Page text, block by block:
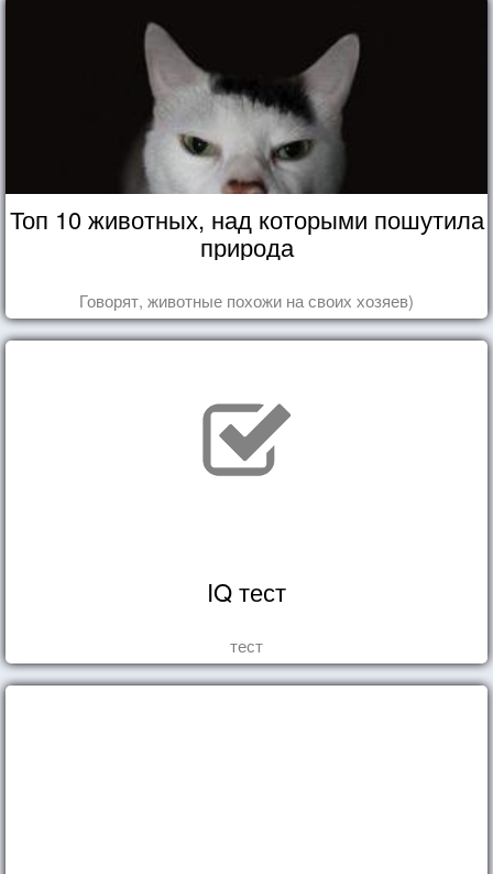
Топ 10 животных, над которыми пошутила
природа
Говорят, животные похожи на своих хозяев)
IQ тест
тест